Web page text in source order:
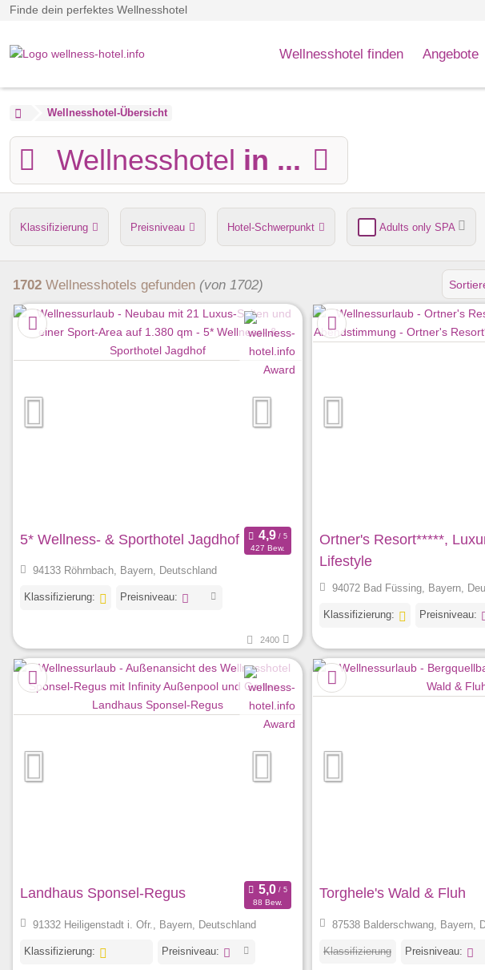
Finde dein perfektes Wellnesshotel
Wellnesshotel finden Angebote
Wellnesshotel-Übersicht
Wellnesshotel in ...
Klassifizierung Preisniveau Hotel-Schwerpunkt Adults only SPA
1702 Wellnesshotels gefunden (von 1702)
5* Wellness- & Sporthotel Jagdhof
427 Bew.
94133 Röhrnbach, Bayern, Deutschland
Klassifizierung: Preisniveau:
2400
Ortner's Resort*****,
Lifestyle
94072 Bad Füssing, Bayern,
Klassifizierung: Preisniveau:
Landhaus Sponsel-Regus
88 Bew.
91332 Heiligenstadt i. Ofr., Bayern, Deutschland
Klassifizierung: Preisniveau:
Torghele's Wald & Fluh
87538 Balderschwang, Bayern,
Klassifizierung Preisniveau: